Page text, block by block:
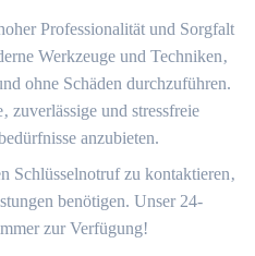
Professionalität und Sorgfalt
Werkzeuge und Techniken‚
ohne Schäden durchzuführen.​
zuverlässige und stressfreie
anzubieten.​
Schlüsselnotruf zu kontaktieren‚
benötigen. Unser 24-
zur Verfügung!​